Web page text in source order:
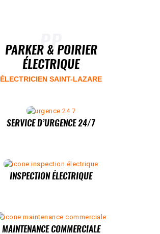
PP
PARKER & POIRIER
ÉLECTRIQUE
ÉLECTRICIEN SAINT-LAZARE
SERVICE D’URGENCE 24/7
INSPECTION ÉLECTRIQUE
MAINTENANCE COMMERCIALE